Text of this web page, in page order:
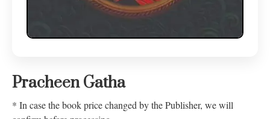
Pracheen Gatha
* In case the book price changed by the Publisher, we will